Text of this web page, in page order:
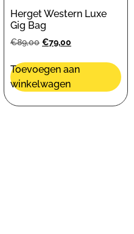
Herget Western Luxe
Gig Bag
€89,00 €79,00
Toevoegen aan
winkelwagen